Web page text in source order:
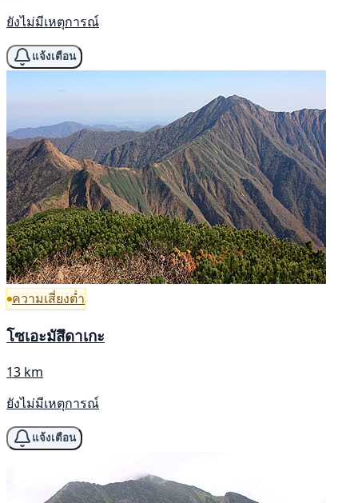
ยังไม่มีเหตุการณ์
แจ้งเตือน
ความเสี่ยงต่ำ
โซเอะมัสึดาเกะ
13 km
ยังไม่มีเหตุการณ์
แจ้งเตือน